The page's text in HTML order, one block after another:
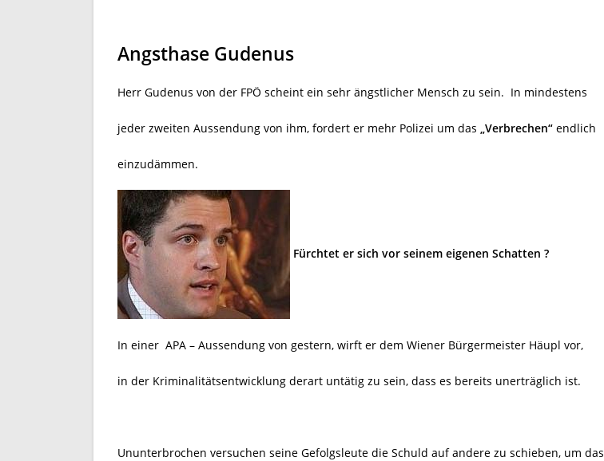
Angsthase Gudenus
Herr Gudenus von der FPÖ scheint ein sehr ängstlicher Mensch zu sein. In mindestens
jeder zweiten Aussendung von ihm, fordert er mehr Polizei um das „Verbrechen“ endlich
einzudämmen.
Fürchtet er sich vor seinem eigenen Schatten ?
In einer APA – Aussendung von gestern, wirft er dem Wiener Bürgermeister Häupl vor,
in der Kriminalitätsentwicklung derart untätig zu sein, dass es bereits unerträglich ist.
Ununterbrochen versuchen seine Gefolgsleute die Schuld auf andere zu schieben, um das